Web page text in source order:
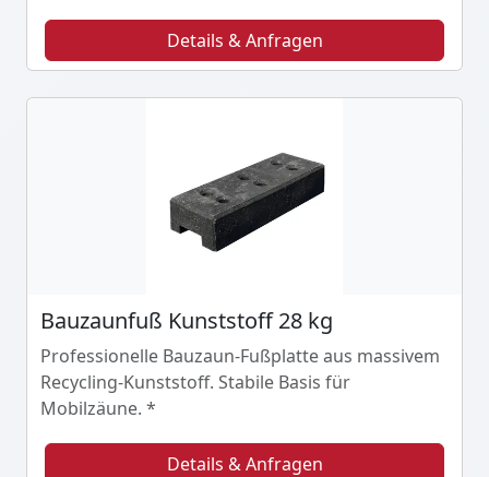
Details & Anfragen
Bauzaunfuß Kunststoff 28 kg
Professionelle Bauzaun-Fußplatte aus massivem
Recycling-Kunststoff. Stabile Basis für
Mobilzäune. *
Details & Anfragen